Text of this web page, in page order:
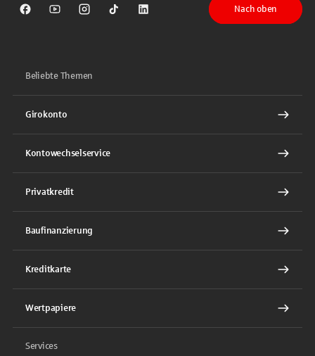
Sparkasse auf Facebook
Sparkasse auf Youtube
Sparkasse auf Instagram
Sparkasse auf TikTok
Sparkasse auf LinkedIn
Nach oben
Beliebte Themen
Girokonto
Kontowechselservice
Privatkredit
Baufinanzierung
Kreditkarte
Wertpapiere
Services